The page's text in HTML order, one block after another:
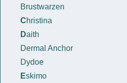
Brustwarzen
Christina
Daith
Dermal Anchor
Dydoe
Eskimo